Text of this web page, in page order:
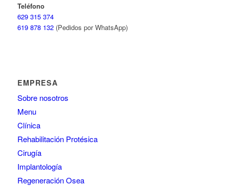
Teléfono
629 315 374
619 878 132(Pedidos por WhatsApp)
EMPRESA
Sobre nosotros
Menu
Clínica
Rehabilitación Protésica
Cirugía
Implantología
Regeneración Osea